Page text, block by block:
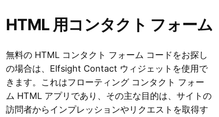
HTML 用コンタクト フォーム
無料の HTML コンタクト フォーム コードをお探し
の場合は、Elfsight Contact ウィジェットを使用で
きます。これはフローティング コンタクト フォー
ム HTML アプリであり、その主な目的は、サイトの
訪問者からインプレッションやリクエストを取得す